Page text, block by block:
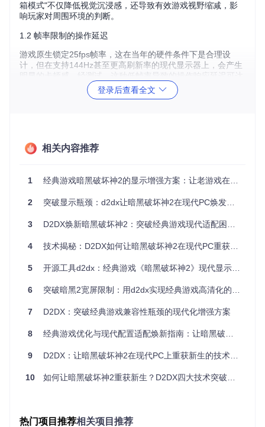
箱模式"不仅降低视觉沉浸感，还导致有效游戏视野缩减，影
响玩家对周围环境的判断。
1.2 帧率限制的操作延迟
游戏原生锁定25fps帧率，这在当年的硬件条件下是合理设
计，但在支持144Hz甚至更高刷新率的现代显示器上，会产生
明显的卡顿感。经测试，这种低帧率导致的操作响应延迟可达
40ms以上，严重影响动作游戏的操作体验。
糊，纹理细节损失可达30%，与现代游戏的视觉标准形成强烈
反差。
二、方案解析：d2dx的技术革新
2.1 核心技术原理
d2dx采用API拦截技术（类似游戏外挂的指令转换机制），将
种转换过程就像一位"翻译官"，将老式图形指令"翻译"成现代
图1：d2dx宽屏模式下的游戏主菜单，展示完整填充现代显示
器的效果
2.2 宽屏实现创新
传统4:3画面通过智能插值算法扩展至宽屏比例，关键技术包
比例适配：采用非均匀缩放算法，避免人物拉伸变形
登录后查看全文
相关内容推荐
1 经典游戏暗黑破坏神2的显示增强方案：让老游戏在现代硬件上焕发新生
2 突破显示瓶颈：d2dx让暗黑破坏神2在现代PC焕发新生
3 D2DX焕新暗黑破坏神2：突破经典游戏现代适配困局全解析
4 技术揭秘：D2DX如何让暗黑破坏神2在现代PC重获新生
5 开源工具d2dx：经典游戏《暗黑破坏神2》现代显示器适配配置指南
6 突破暗黑2宽屏限制：用d2dx实现经典游戏高清化的完美方案
7 D2DX：突破经典游戏兼容性瓶颈的现代化增强方案
8 经典游戏优化与现代配置适配焕新指南：让暗黑破坏神2重获新生
9 D2DX：让暗黑破坏神2在现代PC上重获新生的技术解决方案
10 如何让暗黑破坏神2重获新生？D2DX四大技术突破实现60帧高清体验
热门项目推荐相关项目推荐